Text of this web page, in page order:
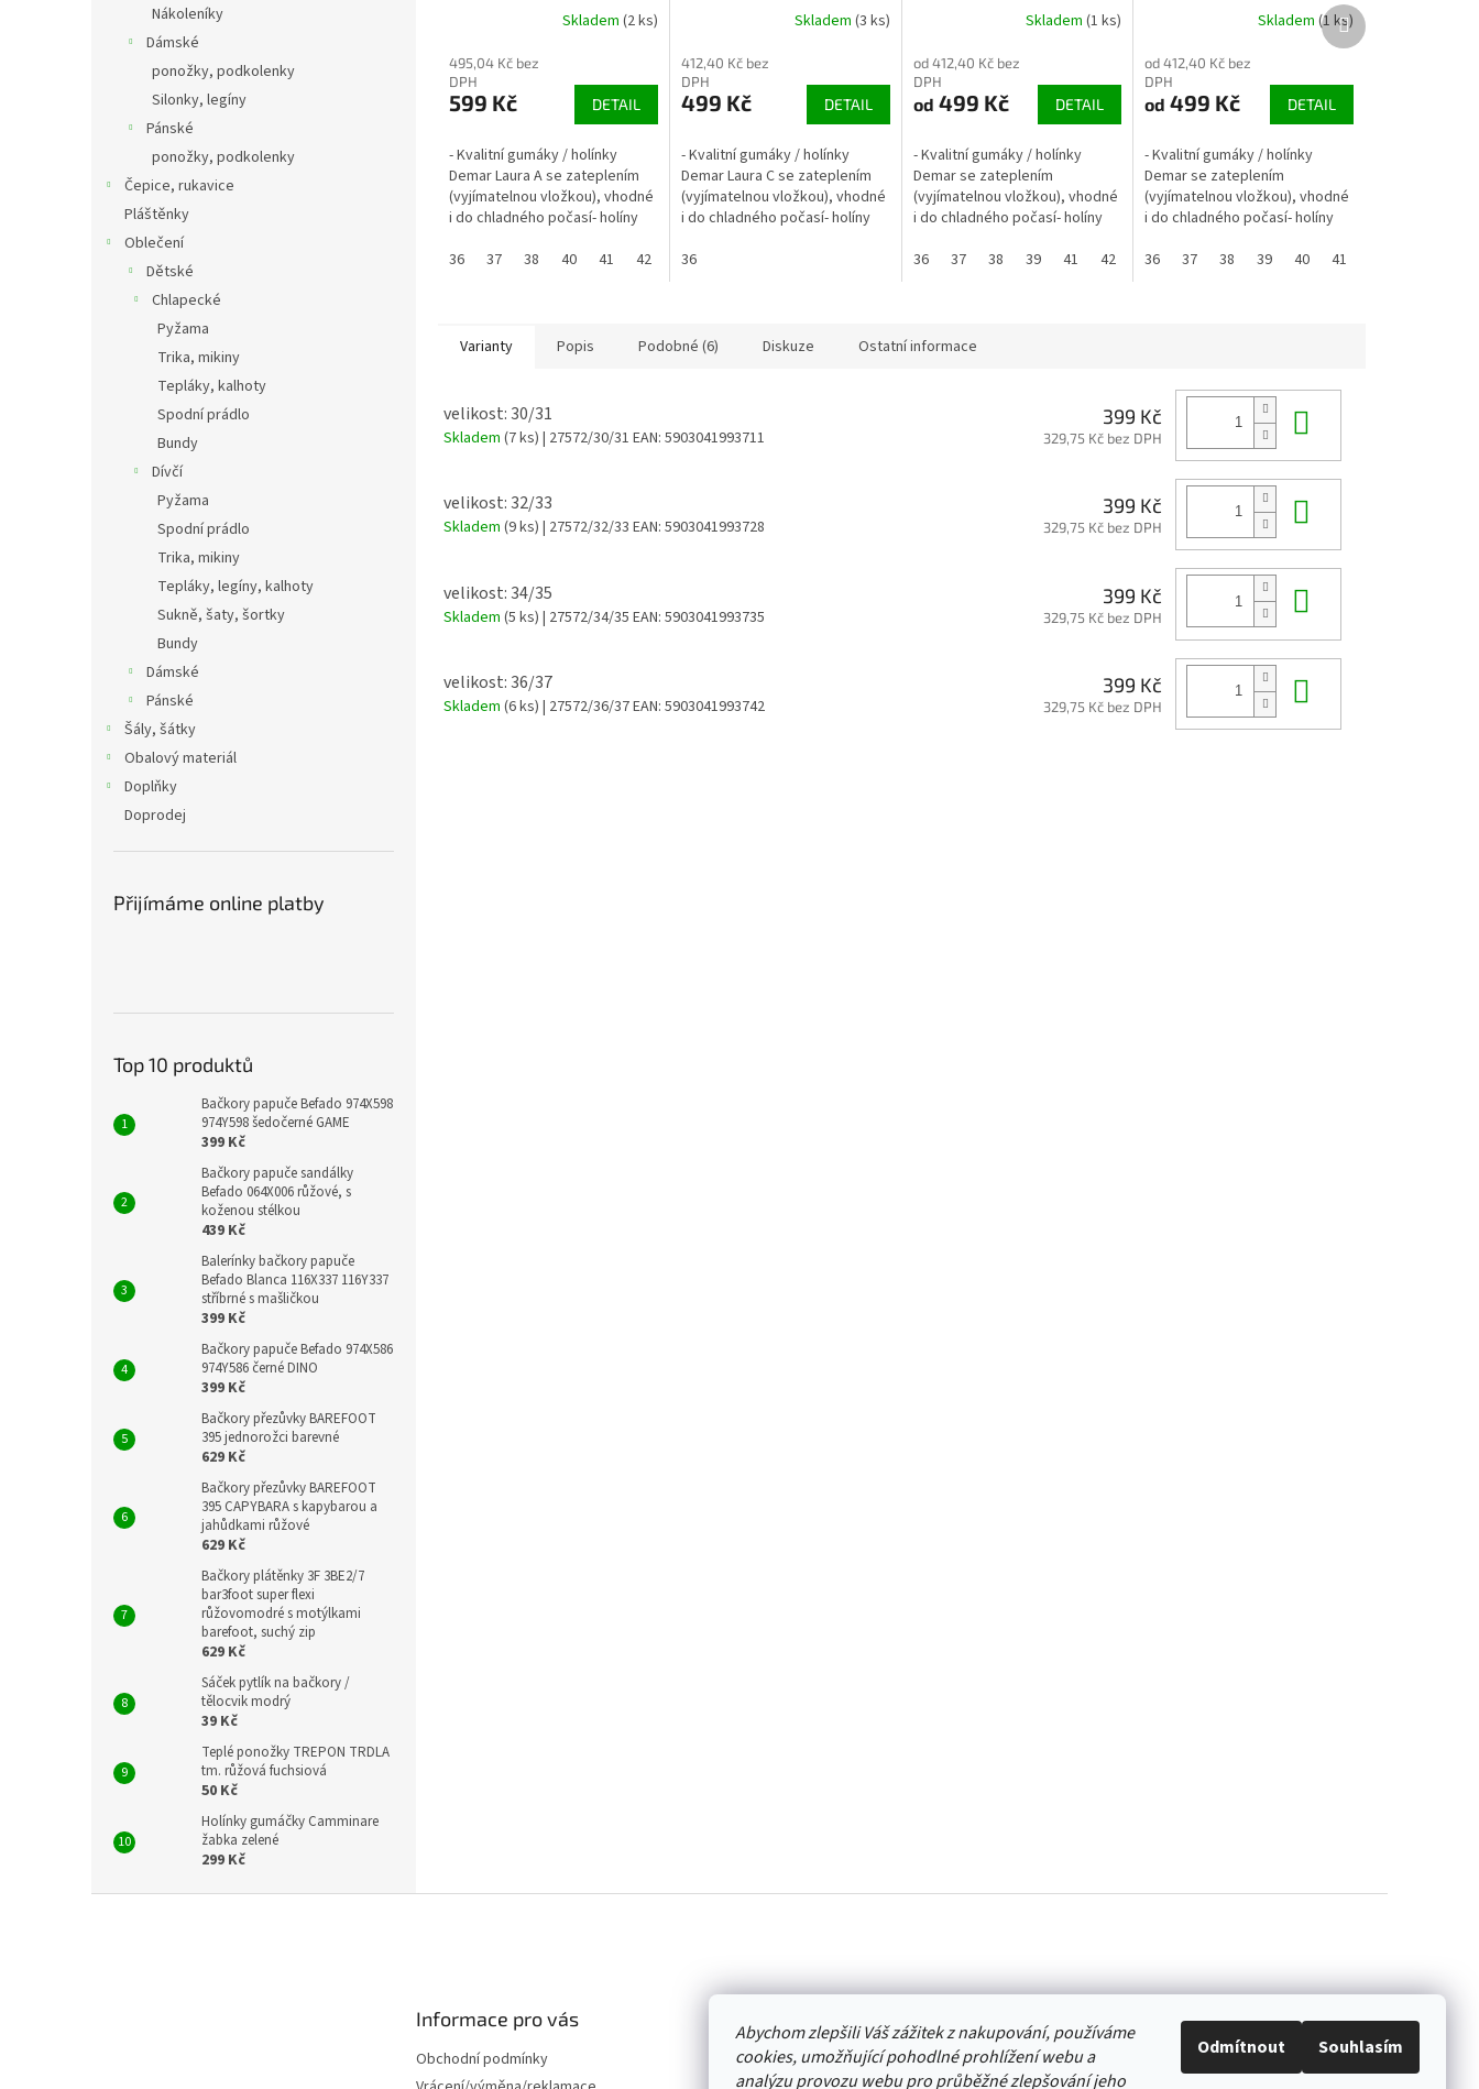
Abychom zlepšili Váš zážitek z nakupování, používáme
cookies, umožňující pohodlné prohlížení webu a
analýzu provozu webu pro průběžné zlepšování jeho
Odmítnout Souhlasím
Nákoleníky
Dámské
ponožky, podkolenky
Silonky, legíny
Pánské
ponožky, podkolenky
Čepice, rukavice
Pláštěnky
Oblečení
Dětské
Chlapecké
Pyžama
Trika, mikiny
Tepláky, kalhoty
Spodní prádlo
Bundy
Dívčí
Pyžama
Spodní prádlo
Trika, mikiny
Tepláky, legíny, kalhoty
Sukně, šaty, šortky
Bundy
Dámské
Pánské
Šály, šátky
Obalový materiál
Doplňky
Doprodej
Přijímáme online platby
Top 10 produktů
Bačkory papuče Befado 974X598
974Y598 šedočerné GAME
399 Kč
Bačkory papuče sandálky
Befado 064X006 růžové, s
koženou stélkou
439 Kč
Balerínky bačkory papuče
Befado Blanca 116X337 116Y337
stříbrné s mašličkou
399 Kč
Bačkory papuče Befado 974X586
974Y586 černé DINO
399 Kč
Bačkory přezůvky BAREFOOT
395 jednorožci barevné
629 Kč
Bačkory přezůvky BAREFOOT
395 CAPYBARA s kapybarou a
jahůdkami růžové
629 Kč
Bačkory plátěnky 3F 3BE2/7
bar3foot super flexi
růžovomodré s motýlkami
barefoot, suchý zip
629 Kč
Sáček pytlík na bačkory /
tělocvik modrý
39 Kč
Teplé ponožky TREPON TRDLA
tm. růžová fuchsiová
50 Kč
Holínky gumáčky Camminare
žabka zelené
299 Kč
Skladem (2 ks)
495,04 Kč bez
DPH
599 Kč DETAIL
- Kvalitní gumáky / holínky
Demar Laura A se zateplením
(vyjímatelnou vložkou), vhodné
i do chladného počasí- holíny
prát při teplotách do 40°C-...
36 37 38 40 41 42
Skladem (3 ks)
412,40 Kč bez
DPH
499 Kč DETAIL
- Kvalitní gumáky / holínky
Demar Laura C se zateplením
(vyjímatelnou vložkou), vhodné
i do chladného počasí- holíny
prát při teplotách do 40°C-...
36
Skladem(1 ks)
od 412,40 Kč bez
DPH
od 499 Kč DETAIL
- Kvalitní gumáky / holínky
Demar se zateplením
(vyjímatelnou vložkou), vhodné
i do chladného počasí- holíny
prát při teplotách do 40°C-...
36 37 38 39 41 42
Skladem (1 ks)
od 412,40 Kč bez
DPH
od 499 Kč DETAIL
- Kvalitní gumáky / holínky
Demar se zateplením
(vyjímatelnou vložkou), vhodné
i do chladného počasí- holíny
prát při teplotách do 40°C-...
36 37 38 39 40 41
Další
produkt
Varianty Popis Podobné (6) Diskuze Ostatní informace
velikost: 30/31
Skladem (7 ks) | 27572/30/31 EAN: 5903041993711
399 Kč
329,75 Kč bez DPH
velikost: 32/33
Skladem (9 ks) | 27572/32/33 EAN: 5903041993728
399 Kč
329,75 Kč bez DPH
velikost: 34/35
Skladem (5 ks) | 27572/34/35 EAN: 5903041993735
399 Kč
329,75 Kč bez DPH
velikost: 36/37
Skladem (6 ks) | 27572/36/37EAN: 5903041993742
399 Kč
329,75 Kč bez DPH
Informace pro vás
Obchodní podmínky